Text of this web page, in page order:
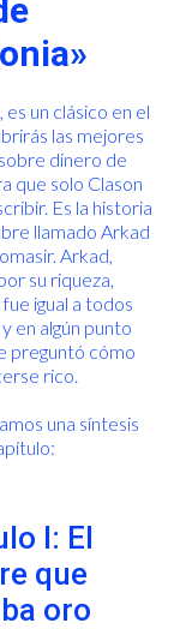
es un clásico en el
las mejores
dinero de
que solo Clason
Es la historia
llamado Arkad
Arkad,
su riqueza,
fue igual a todos
en algún punto
preguntó cómo
rico.
una síntesis
I: El
que
oro